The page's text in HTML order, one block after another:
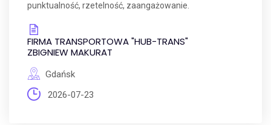
punktualność, rzetelność, zaangażowanie.
FIRMA TRANSPORTOWA "HUB-TRANS"
ZBIGNIEW MAKURAT
Gdańsk
2026-07-23